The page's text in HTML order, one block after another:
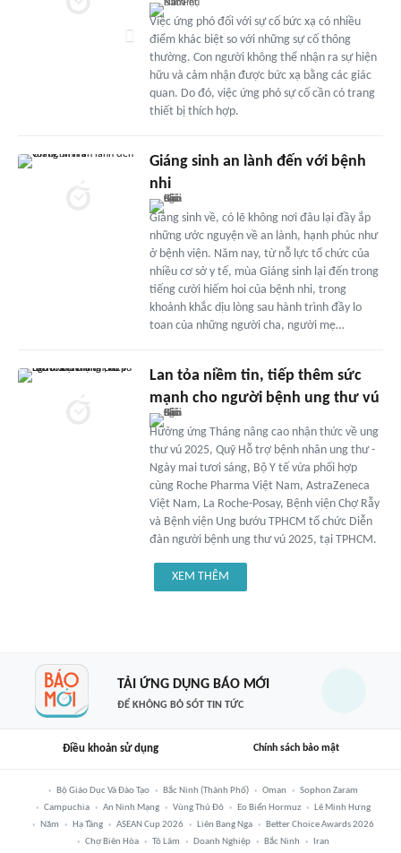
Việc ứng phó đối với sự cố bức xạ có nhiều
điểm khác biệt so với những sự cố thông
thường. Con người không thể nhận ra sự hiện
hữu và cảm nhận được bức xạ bằng các giác
quan. Do đó, việc ứng phó sự cố cần có trang
thiết bị thích hợp.
Giáng sinh an lành đến với bệnh
nhi
Giáng sinh về, có lẽ không nơi đâu lại đầy ắp
những ước nguyện về an lành, hạnh phúc như
ở bệnh viện. Năm nay, từ nỗ lực tổ chức của
nhiều cơ sở y tế, mùa Giáng sinh lại đến trong
tiếng cười hiếm hoi của bệnh nhi, trong
khoảnh khắc dịu lòng sau hành trình đầy lo
toan của những người cha, người mẹ…
Lan tỏa niềm tin, tiếp thêm sức
mạnh cho người bệnh ung thư vú
Hưởng ứng Tháng nâng cao nhận thức về ung
thư vú 2025, Quỹ Hỗ trợ bệnh nhân ung thư -
Ngày mai tươi sáng, Bộ Y tế vừa phối hợp
cùng Roche Pharma Việt Nam, AstraZeneca
Việt Nam, La Roche-Posay, Bệnh viện Chợ Rẫy
và Bệnh viện Ung bướu TPHCM tổ chức Diễn
đàn người bệnh ung thư vú 2025, tại TPHCM.
XEM THÊM
TẢI ỨNG DỤNG BÁO MỚI
ĐỂ KHÔNG BỎ SÓT TIN TỨC
Điều khoản sử dụng Chính sách bảo mật
Bộ Giáo Dục Và Đào Tạo Bắc Ninh (thành Phố) Oman
Sophon Zaram
Campuchia
An Ninh Mạng Vùng Thủ Đô Eo Biển Hormuz
Lê Minh Hưng
Năm
Hạ Tầng ASEAN Cup 2026 Liên Bang Nga
Better Choice Awards 2026
Chợ Biên Hòa
Tô Lâm Doanh Nghiệp Bắc Ninh
Iran